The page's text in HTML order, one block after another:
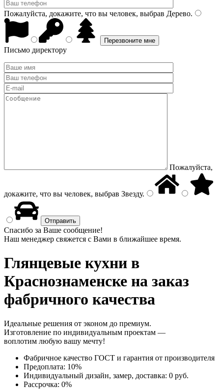
Пожалуйста, докажите, что вы человек, выбрав Дерево.
Письмо директору
Пожалуйста,
докажите, что вы человек, выбрав Звезду.
Спасибо за Ваше сообщение!
Наш менеджер свяжется с Вами в ближайшее время.
Глянцевые кухни в
Краснознаменске на заказ
фабричного качества
Идеальные решения от эконом до премиум.
Изготовление по индивидуальным проектам —
воплотим любую вашу мечту!
Фабричное качество ГОСТ и гарантия от производителя
Предоплата: 10%
Индивидуальный дизайн, замер, доставка: 0 руб.
Рассрочка: 0%